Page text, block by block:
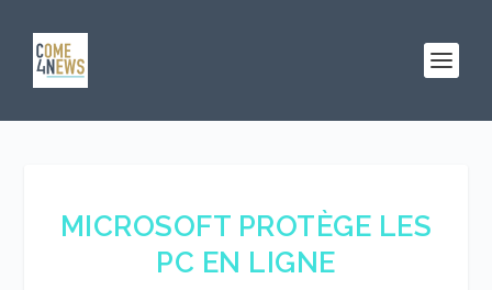
MICROSOFT PROTÈGE LES
PC EN LIGNE